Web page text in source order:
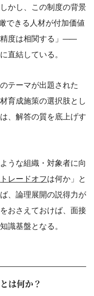
かし、この制度の背景
できる人材が付加価値
度は相関する」 ——
直結している。
テーマが出題された
育成施策の選択肢とし
、解答の質を底上げす
うな組織・対象者に向
トレードオフは何か」と
、論理展開の説得力が
おさえておけば、面接
識基盤となる。
は何か？